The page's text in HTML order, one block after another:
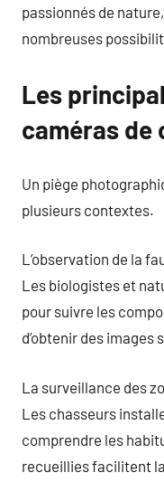
passionnés de
nombreuses
Les
caméras de
Un piège
plusieurs contextes.
L’observation de la
Les biologistes et
pour suivre les
d’obtenir des images
La surveillance des
Les chasseurs
comprendre les
recueillies facilitent